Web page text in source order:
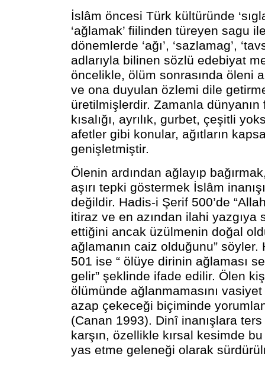
İslâm öncesi Türk kültüründe
‘ağlamak’ fiilinden türeyen sagu
dönemlerde ‘ağı’, ‘sazlamag’,
adlarıyla bilinen sözlü edebiyat
öncelikle, ölüm sonrasında öleni
ve ona duyulan özlemi dile
üretilmişlerdir. Zamanla
kısalığı, ayrılık, gurbet, çeşitli
afetler gibi konular, ağıtların
genişletmiştir.
Ölenin ardından ağlayıp
aşırı tepki göstermek İslâm
değildir. Hadis-i Şerif 500’de
itiraz ve en azından ilahi yazgıya
ettiğini ancak üzülmenin doğal
ağlamanın caiz olduğunu” söyler.
501 ise “ ölüye dirinin ağlaması
gelir” şeklinde ifade edilir. Ölen
ölümünde ağlanmamasını
azap çekeceği biçiminde
(Canan 1993). Dinî inanışlara ters
karşın, özellikle kırsal kesimde
yas etme geleneği olarak